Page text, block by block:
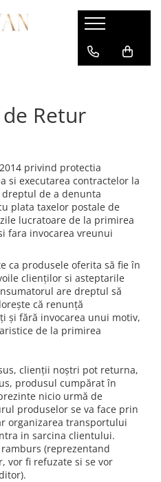
/
Retur
privind protectia
si executarea contractelor la
de a denunta
plata taxelor postale de
lucratoare de la primirea
fara invocarea vreunui
ca produsele oferita să fie în
clienților si asteptarile
are dreptul să
că renunță
și fără invocarea unui motiv,
de la primirea
clienții noștri pot returna,
produsul cumpărat în
nicio urmă de
produselor se va face prin
organizarea transportului
in sarcina clientului.
(reprezentand
vor fi refuzate si se vor